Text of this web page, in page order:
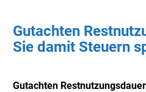
Gutachten
Sie damit Steuern
Gutachten